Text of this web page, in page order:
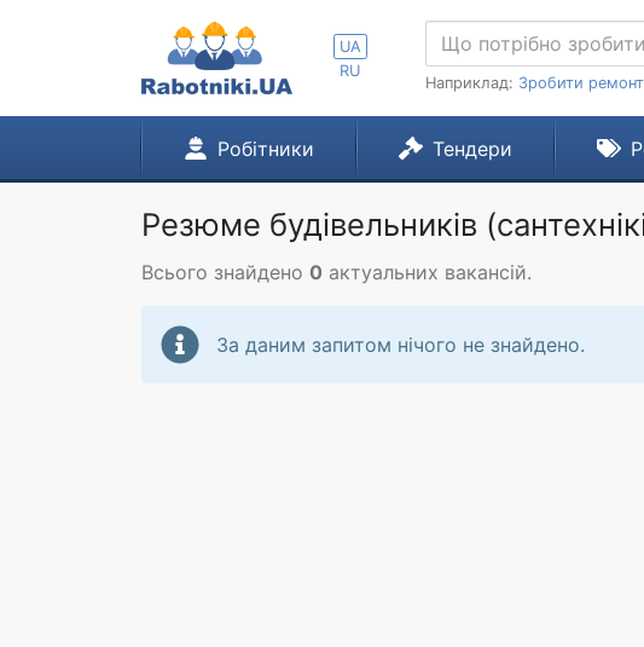
UA
RU
Наприклад: Зробити ремонт
Робітники Тендери
Резюме будівельників
Всього знайдено 0 актуальних вакансій.
За даним запитом нічого не знайдено.